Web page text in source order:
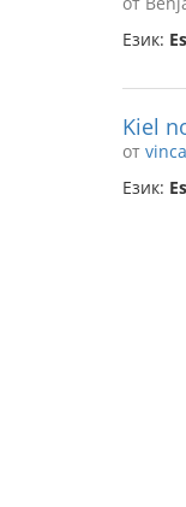
Език:
Kiel
от
Език: